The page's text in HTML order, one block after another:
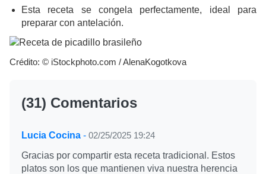
Esta receta se congela perfectamente, ideal para
preparar con antelación.
Crédito: © iStockphoto.com / AlenaKogotkova
(31) Comentarios
Lucia Cocina - 02/25/2025 19:24
Gracias por compartir esta receta tradicional. Estos
platos son los que mantienen viva nuestra herencia